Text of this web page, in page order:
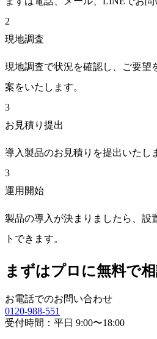
2
現地調査
現地調査で状況を確認し、ご要望
案をいたします。
3
お見積り提出
導入製品のお見積りを提出いたし
3
運用開始
製品の導入が決まりましたら、設
トできます。
まずはプロに無料で
お電話でのお問い合わせ
0120-988-551
受付時間：平日 9:00〜18:00